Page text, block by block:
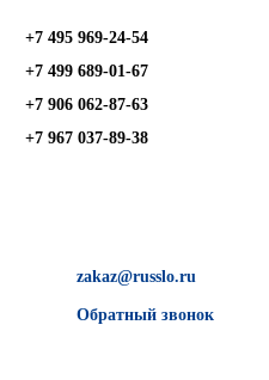
+7 495 969-24-54
+7 499 689-01-67
+7 906 062-87-63
+7 967 037-89-38
zakaz@russlo.ru
Обратный звонок